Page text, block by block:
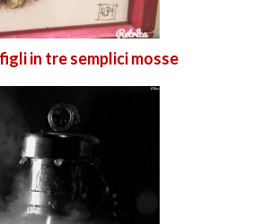
in tre semplici mosse